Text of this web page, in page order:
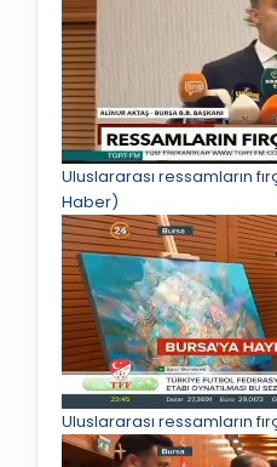
Uluslararası ressamların
Haber)
Uluslararası ressamların